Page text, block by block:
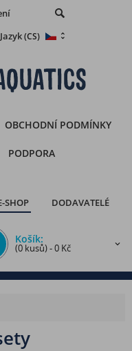
Jazyk(CS)
OBCHODNÍ PODMÍNKY
PODPORA
SHOP DODAVATELÉ
Košík:
(0 kusů) - 0 Kč